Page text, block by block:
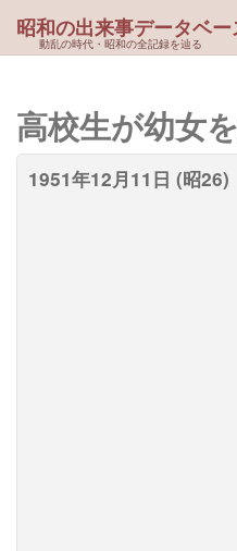
動乱の時代・昭和の全記録を辿る
昭和の出来事データベー
高校生が幼女
1951年12月11日 (昭26)